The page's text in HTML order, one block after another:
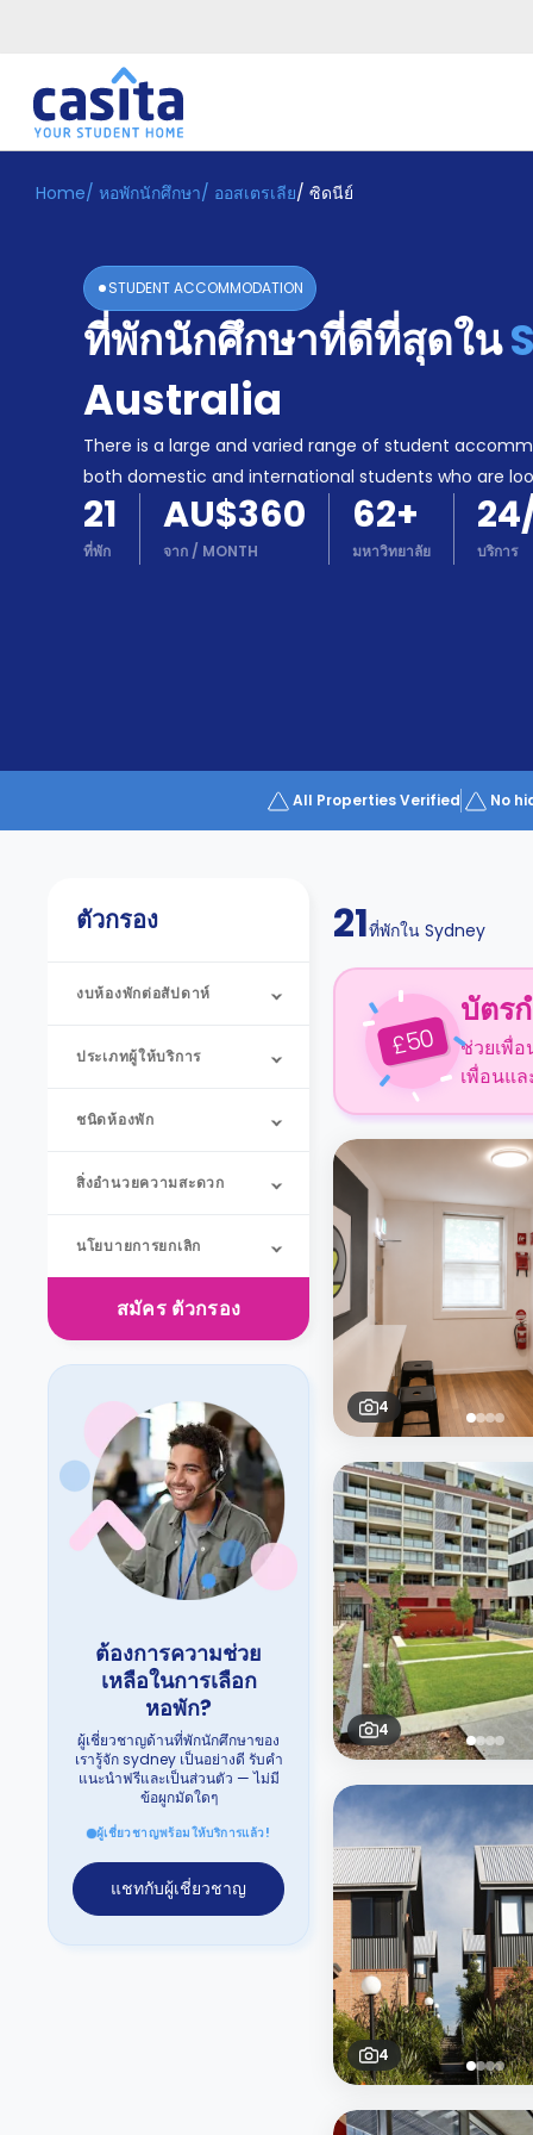
Home TH AUD
ระบบ
Booking
Accommodation
Become
Partner
Home/ หอพักนักศึกษา/ ออสเตรเลีย/ ซิดนีย์
STUDENT ACCOMMODATION
ที่พักนักศึกษาที่ดีที่สุดใน
Australia
There is a large and varied range of student
both domestic and international students who are
21
ที่พัก
AU$360
จาก / MONTH
62+
มหาวิทยาลัย บริการ
All Properties Verified No
ตัวกรอง
งบห้องพักต่อสัปดาห์
ประเภทผู้ให้บริการ
ชนิดห้องพัก
สิ่งอำนวยความสะดวก
นโยบายการยกเลิก
สมัคร ตัวกรอง
ต้องการความช่วย
เหลือในการเลือก
หอพัก?
ผู้เชี่ยวชาญด้านที่พักนักศึกษาของ
เรารู้จัก sydney เป็นอย่างดี รับคำ
แนะนำฟรีและเป็นส่วนตัว — ไม่มี
ข้อผูกมัดใดๆ
ผู้เชี่ยวชาญพร้อมให้บริการแล้ว!
แชทกับผู้เชี่ยวชาญ
21ที่พักใน Sydney
£50
บัตร
ช่วยเพื่
เพื่อนแ
4
4
4